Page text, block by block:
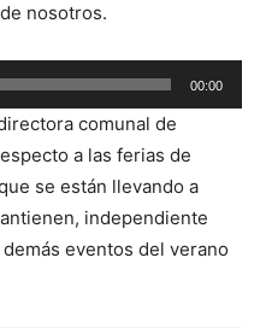
nosotros.
00:00
comunal de
a las ferias de
se están llevando a
independiente
eventos del verano